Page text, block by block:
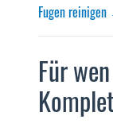
Fugen
Für